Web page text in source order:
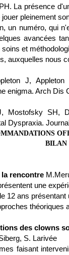
La présence
jouer pleinement
un numéro, qui
avancées
et
auxquelles nous
J, Appleton
enigma. Arch Dis
Mostofsky SH,
Dyspraxia.
BILAN
la rencontre
une
12 ans
théoriques
des clowns
S. Larivée
faisant